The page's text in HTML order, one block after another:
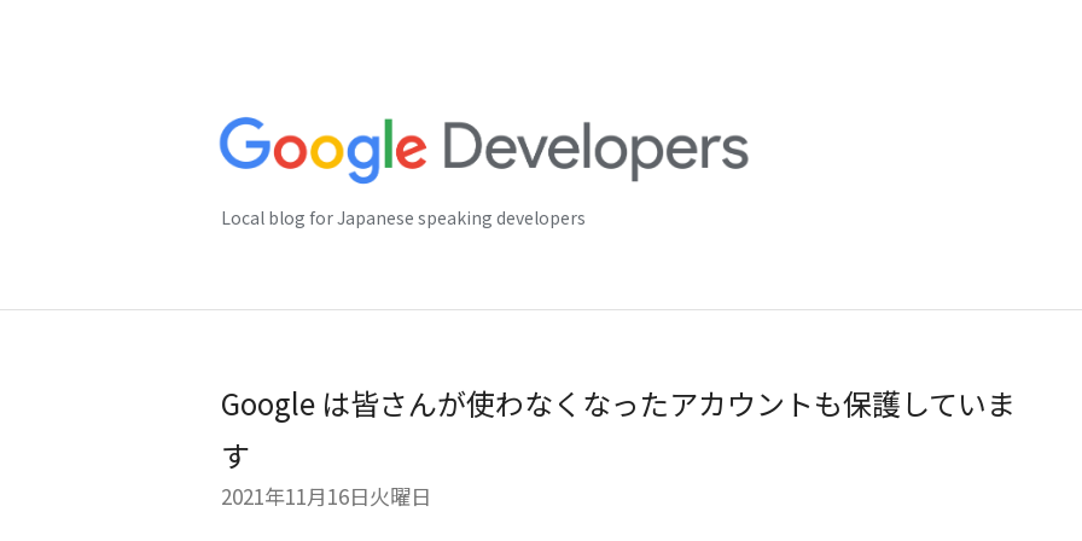
Local blog for Japanese speaking developers
Google は皆さんが使わなくなったアカウントも保護していま
す
2021年11月16日火曜日